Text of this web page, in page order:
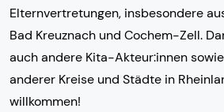
Elternvertretungen, insbesondere
Bad Kreuznach und Cochem-Zell.
auch andere Kita-Akteur:innen
anderer Kreise und Städte in
willkommen!